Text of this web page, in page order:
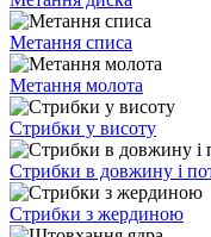
Метання списа
Метання молота
Стрибки у висоту
Стрибки в довжину і
Стрибки з жердиною